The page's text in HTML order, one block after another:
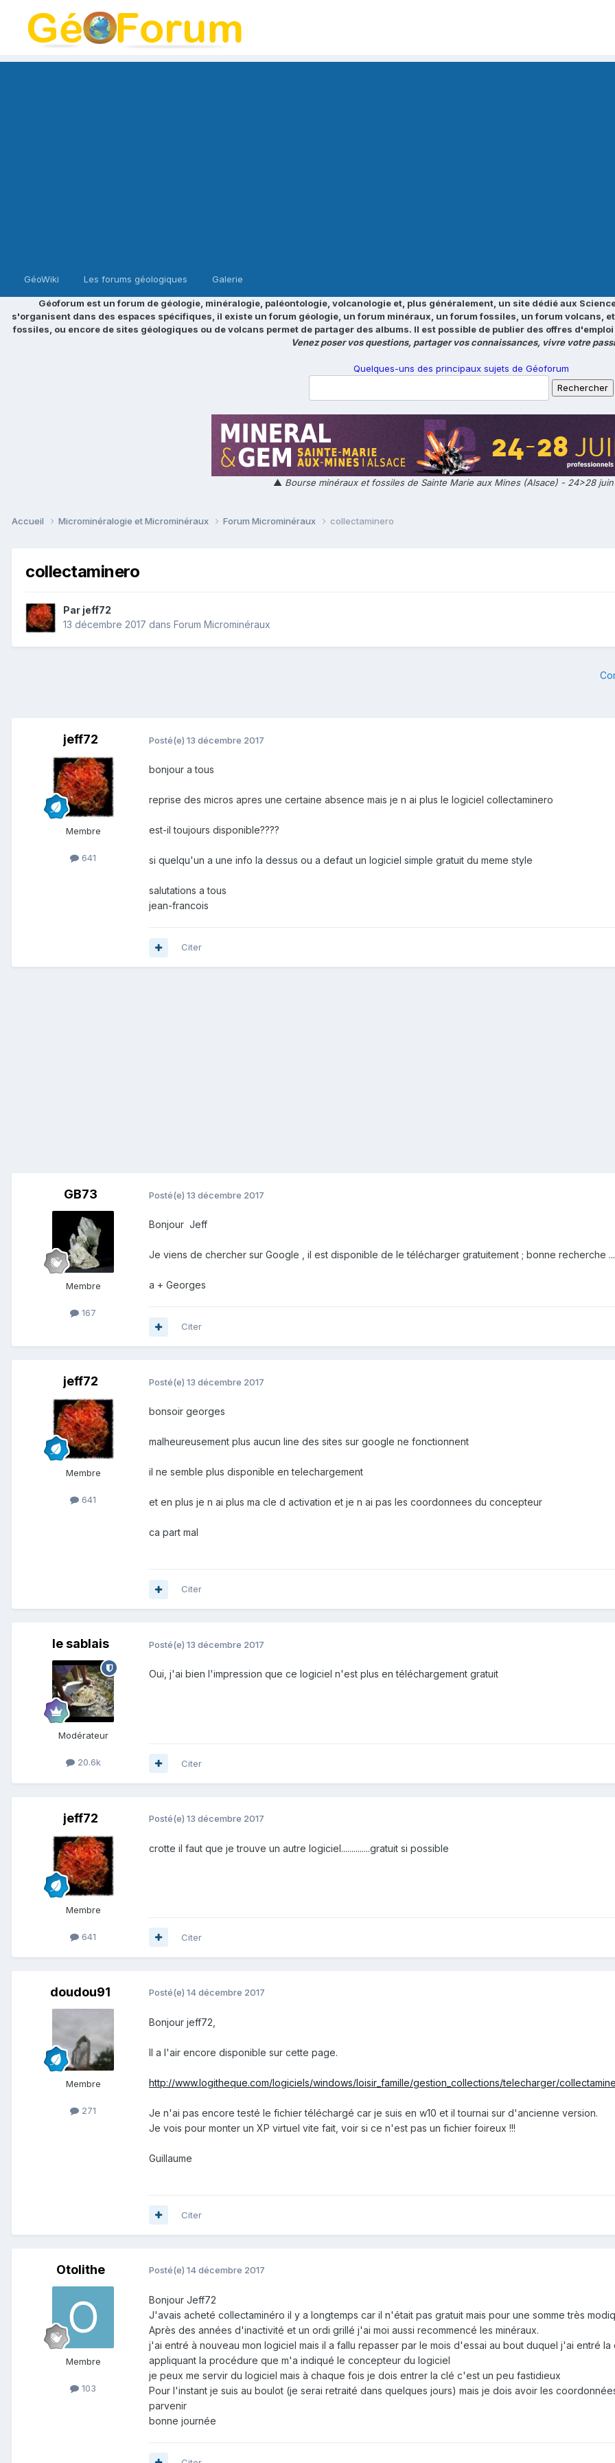
GéoWiki Les forums géologiques Galerie
Géoforum est un forum de géologie, minéralogie, paléontologie, volcanologie et, plus généralement, un site dédié aux
s'organisent dans des espaces spécifiques, il existe un forum géologie, un forum minéraux, un forum fossiles, un forum volcans,
fossiles, ou encore de sites géologiques ou de volcans permet de partager des albums. Il est possible de publier des offres
Venez poser vos questions, partager vos connaissances, vivre votre
Quelques-uns des principaux sujets de Géoforum
▲ Bourse minéraux et fossiles de Sainte Marie aux Mines (Alsace) - 24>28
Accueil Microminéralogie et Microminéraux Forum Microminéraux collectaminero
collectaminero
Par jeff72
13 décembre 2017 dans Forum Microminéraux
jeff72
Membre
641
Posté(e) 13 décembre 2017
bonjour a tous
reprise des micros apres une certaine absence mais je n ai plus le logiciel collectaminero
est-il toujours disponible????
si quelqu'un a une info la dessus ou a defaut un logiciel simple gratuit du meme style
salutations a tous
jean-francois
Citer
GB73
Membre
167
Posté(e) 13 décembre 2017
Bonjour Jeff
Je viens de chercher sur Google , il est disponible de le télécharger gratuitement ; bonne recherche
a + Georges
Citer
jeff72
Membre
641
Posté(e) 13 décembre 2017
bonsoir georges
malheureusement plus aucun line des sites sur google ne fonctionnent
il ne semble plus disponible en telechargement
et en plus je n ai plus ma cle d activation et je n ai pas les coordonnees du concepteur
ca part mal
Citer
le sablais
Modérateur
20.6k
Posté(e) 13 décembre 2017
Oui, j'ai bien l'impression que ce logiciel n'est plus en téléchargement gratuit
Citer
jeff72
Membre
641
Posté(e) 13 décembre 2017
crotte il faut que je trouve un autre logiciel..............gratuit si possible
Citer
doudou91
Membre
271
Posté(e) 14 décembre 2017
Bonjour jeff72,
Il a l'air encore disponible sur cette page.
http://www.logitheque.com/logiciels/windows/loisir_famille/gestion_collections/telecharger/
Je n'ai pas encore testé le fichier téléchargé car je suis en w10 et il tournai sur d'ancienne version.
Je vois pour monter un XP virtuel vite fait, voir si ce n'est pas un fichier foireux !!!
Guillaume
Citer
Otolithe
Membre
103
Posté(e) 14 décembre 2017
Bonjour Jeff72
J'avais acheté collectaminéro il y a longtemps car il n'était pas gratuit mais pour une somme très
Après des années d'inactivité et un ordi grillé j'ai moi aussi recommencé les minéraux.
j'ai entré à nouveau mon logiciel mais il a fallu repasser par le mois d'essai au bout duquel j'ai entré
appliquant la procédure que m'a indiqué le concepteur du logiciel
je peux me servir du logiciel mais à chaque fois je dois entrer la clé c'est un peu fastidieux
Pour l'instant je suis au boulot (je serai retraité dans quelques jours) mais je dois avoir les
parvenir
bonne journée